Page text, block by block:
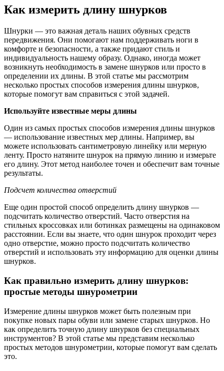
Как измерить длину шнурков
Шнурки — это важная деталь наших обувных средств
передвижения. Они помогают нам поддерживать ноги в
комфорте и безопасности, а также придают стиль и
индивидуальность нашему образу. Однако, иногда может
возникнуть необходимость в замене шнурков или просто в
определении их длины. В этой статье мы рассмотрим
несколько простых способов измерения длины шнурков,
которые помогут вам справиться с этой задачей.
Используйте известные меры длины
Один из самых простых способов измерения длины шнурков
— использование известных мер длины. Например, вы
можете использовать сантиметровую линейку или мерную
ленту. Просто натяните шнурок на прямую линию и измерьте
его длину. Этот метод наиболее точен и обеспечит вам точные
результаты.
Подсчет количества отверстий
Еще один простой способ определить длину шнурков —
подсчитать количество отверстий. Часто отверстия на
стильных кроссовках или ботинках размещены на одинаковом
расстоянии. Если вы знаете, что один шнурок проходит через
одно отверстие, можно просто подсчитать количество
отверстий и использовать эту информацию для оценки длины
шнурков.
Как правильно измерить длину шнурков:
простые методы шнурометрии
Измерение длины шнурков может быть полезным при
покупке новых пары обуви или замене старых шнурков. Но
как определить точную длину шнурков без специальных
инструментов? В этой статье мы представим несколько
простых методов шнурометрии, которые помогут вам сделать
это.